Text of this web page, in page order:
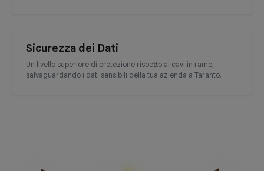
Sicurezza dei Dati
Un livello superiore di protezione rispetto ai cavi in rame,
salvaguardando i dati sensibili della tua azienda a Taranto.